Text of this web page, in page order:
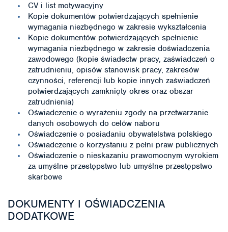
CV i list motywacyjny
Kopie dokumentów potwierdzających spełnienie
wymagania niezbędnego w zakresie wykształcenia
Kopie dokumentów potwierdzających spełnienie
wymagania niezbędnego w zakresie doświadczenia
zawodowego (kopie świadectw pracy, zaświadczeń o
zatrudnieniu, opisów stanowisk pracy, zakresów
czynności, referencji lub kopie innych zaświadczeń
potwierdzających zamknięty okres oraz obszar
zatrudnienia)
Oświadczenie o wyrażeniu zgody na przetwarzanie
danych osobowych do celów naboru
Oświadczenie o posiadaniu obywatelstwa polskiego
Oświadczenie o korzystaniu z pełni praw publicznych
Oświadczenie o nieskazaniu prawomocnym wyrokiem
za umyślne przestępstwo lub umyślne przestępstwo
skarbowe
DOKUMENTY I OŚWIADCZENIA
DODATKOWE